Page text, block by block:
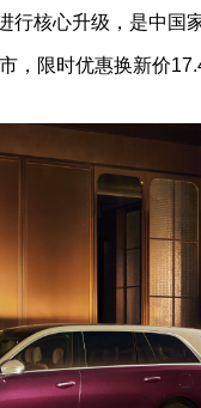
核心升级，是中国
，限时优惠换新价